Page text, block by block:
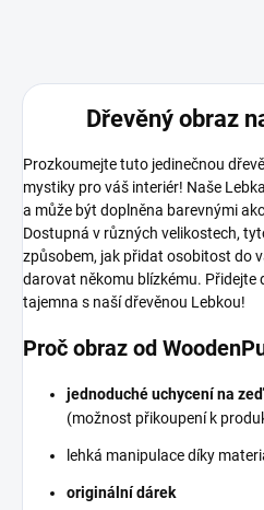
Dřevěný obraz
Prozkoumejte tuto jedinečnou
mystiky pro váš interiér! Naše
a může být doplněna barevnými
Dostupná v různých velikostech,
způsobem, jak přidat osobitost do
darovat někomu blízkému. Přidejte
tajemna s naší dřevěnou Lebkou!
Proč obraz od
jednoduché uchycení na zeď
(možnost přikoupení k
lehká manipulace díky
originální dárek